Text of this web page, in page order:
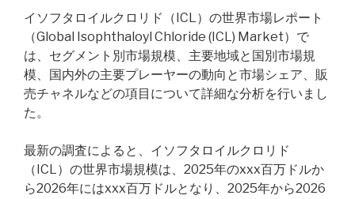
イソフタロイルクロリド（ICL）の世界市場レポート
（Global Isophthaloyl Chloride (ICL) Market）で
は、セグメント別市場規模、主要地域と国別市場規
模、国内外の主要プレーヤーの動向と市場シェア、販
売チャネルなどの項目について詳細な分析を行いまし
た。
最新の調査によると、イソフタロイルクロリド
（ICL）の世界市場規模は、2025年のxxx百万ドルか
ら2026年にはxxx百万ドルとなり、2025年から2026